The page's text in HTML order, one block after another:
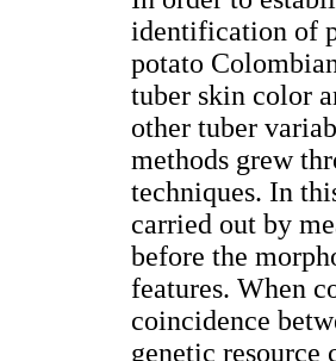
identification of
potato
tuber skin color
other tuber
methods grew
techniques. In
carried out by
before the
features. When
coincidence
genetic resource